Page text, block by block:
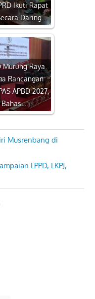
Ikuti Rapat
Daring…
Murung Raya
Rancangan
APBD 2027,
Bahas…
Musrenbang di
LPPD, LKPJ,